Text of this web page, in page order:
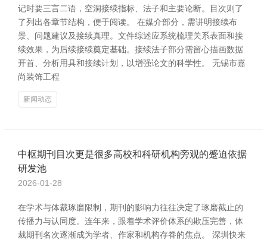
记时要三言二语，空洞接续指标、法子和主要论断。目次则了
了列出各章节结构，便于阅读。 在媒介部分，需讲明接续布
景、问题建议及接续真理。文件综述应系统梳理关系表面和接
续效果，为后续接续奠定基础。接续法子部分需留心描画数据
开首、分析用具和接续计划，以增强论文的科学性。 无锡市嘉
尚装饰工程
新闻动态
中枢期刊目次更是很多高校和科研机构旁观的蹙迫依据
研发池
2026-01-28
在学术与体裁琢磨限制，期刊的影响力往往决定了琢磨截止的
传播力与认同度。连年来，跟着学术评价体系的欺压完善，体
裁期刊名次逐渐成为学者、作家和机构存眷的焦点。 深圳快来